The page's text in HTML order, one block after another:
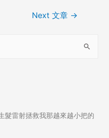
Next 文章 →
髮雷射拯救我那越來越小把的